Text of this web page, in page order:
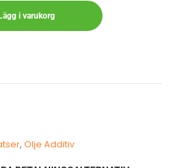
i varukorg
, Olje Additiv